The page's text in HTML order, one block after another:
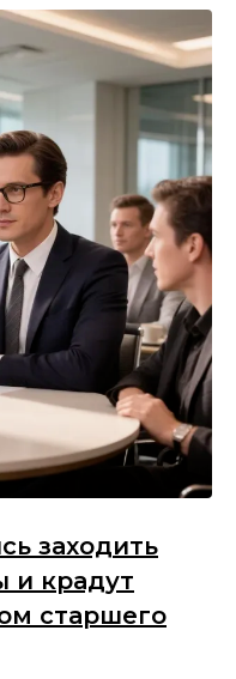
заходить
и крадут
старшего